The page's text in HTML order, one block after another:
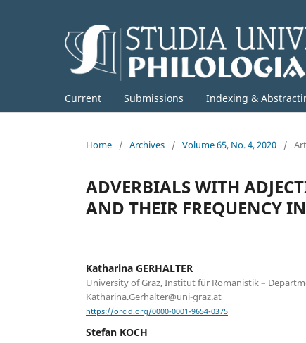
Current Submissions Indexing &
Home / Archives / Volume 65, No. 4, 2020 /
ADVERBIALS WITH
AND THEIR FREQUENCY
Katharina GERHALTER
University of Graz, Institut für Romanistik –
Katharina.Gerhalter@uni-graz.at
https://orcid.org/0000-0001-9654-0375
Stefan KOCH